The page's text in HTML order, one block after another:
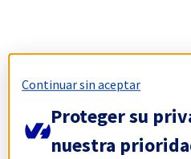
Continuar sin aceptar
Proteger su
nuestra